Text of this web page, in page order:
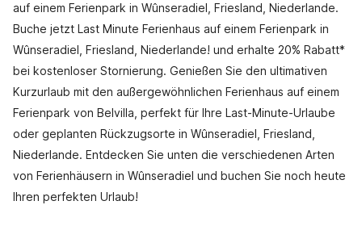
auf einem Ferienpark in Wûnseradiel, Friesland, Niederlande.
Buche jetzt Last Minute Ferienhaus auf einem Ferienpark in
Wûnseradiel, Friesland, Niederlande! und erhalte 20% Rabatt*
bei kostenloser Stornierung. Genießen Sie den ultimativen
Kurzurlaub mit den außergewöhnlichen Ferienhaus auf einem
Ferienpark von Belvilla, perfekt für Ihre Last-Minute-Urlaube
oder geplanten Rückzugsorte in Wûnseradiel, Friesland,
Niederlande. Entdecken Sie unten die verschiedenen Arten
von Ferienhäusern in Wûnseradiel und buchen Sie noch heute
Ihren perfekten Urlaub!